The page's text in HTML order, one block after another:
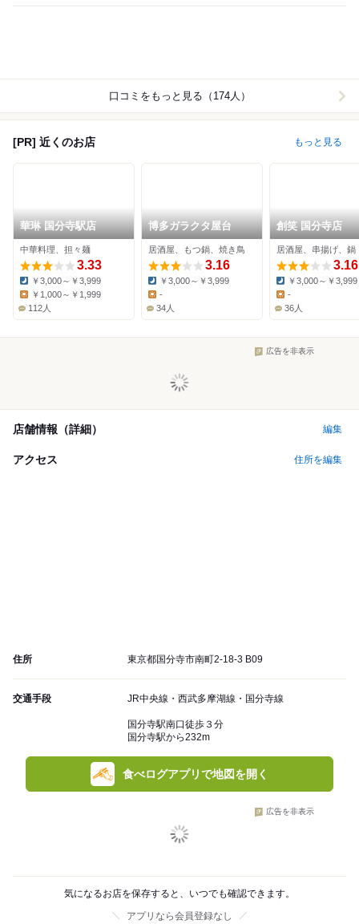
口コミをもっと見る（174人）
[PR] 近くのお店 もっと見る
華琳 国分寺駅店
中華料理、担々麺
3.33
Dinner:
￥3,000～￥3,999
￥1,000～￥1,999
112人
博多ガラクタ屋台
居酒屋、もつ鍋、焼き鳥
3.16
Dinner:
￥3,000～￥3,999
Lunch:
-
34人
創笑 国分寺店
居酒屋、串揚げ、鍋
3.16
Dinner:
￥3,000～￥3,999
Lunch:
-
36人
広告を非表示
店舗情報（詳細） 編集
アクセス 住所を編集
住所 東京都国分寺市南町2-18-3 B09
交通手段 JR中央線・西武多摩湖線・国分寺線
国分寺駅南口徒歩３分
国分寺駅から232m
食べログアプリで地図を開く
広告を非表示
気になるお店を保存すると、いつでも確認できます。
アプリなら会員登録なし